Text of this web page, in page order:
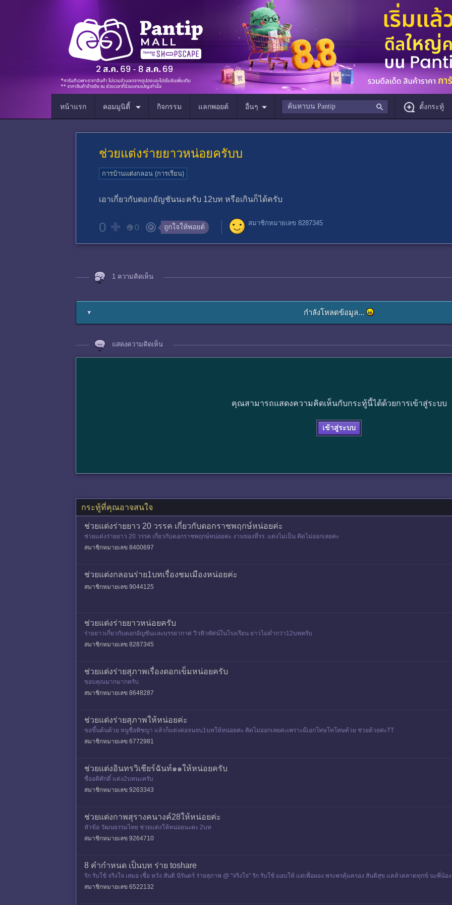
หน้าแรก คอมมูนิตี้ กิจกรรม แลกพอยต์ อื่นๆ ตั้งกระทู้
ช่วยแต่งร่ายยาวหน่อยครับบ
การบ้านแต่งกลอน (การเรียน)
เอาเกี่ยวกับดอกอัญชันนะครับ 12บท หรือเกินก็ได้ครับ
0 0 ถูกใจให้พอยต์ สมาชิกหมายเลข 8287345
1 ความคิดเห็น
▼ กำลังโหลดข้อมูล...
แสดงความคิดเห็น
คุณสามารถแสดงความคิดเห็นกับกระทู้นี้ได้ด้วยการเข้าสู่ระบบ
เข้าสู่ระบบ
กระทู้ที่คุณอาจสนใจ
ช่วยแต่งร่ายยาว 20 วรรค เกี่ยวกับดอกราชพฤกษ์หน่อยค่ะ
ช่วยแต่งร่ายยาว 20 วรรค เกี่ยวกับดอกราชพฤกษ์หน่อยค่ะ งานของที่รร. แต่งไม่เป็น คิดไม่ออกเลยค่ะ
สมาชิกหมายเลข 8400697
ช่วยแต่งกลอนร่าย1บทเรื่องชมเมืองหน่อยค่ะ
สมาชิกหมายเลข 9044125
ช่วยแต่งร่ายยาวหน่อยครับ
ร่ายยาวเกี่ยวกับดอกอัญชันและบรรยากาศ วิวทิวทัศน์ในโรงเรียน ยาวไม่ต่ำกว่า12บทครับ
สมาชิกหมายเลข 8287345
ช่วยแต่งร่ายสุภาพเรื่องดอกเข็มหน่อยครับ
ขอบคุณมากมากครับ
สมาชิกหมายเลข 8648287
ช่วยแต่งร่ายสุภาพให้หน่อยค่ะ
ขอขึ้นต้นด้วย หนูชื่อพิชญา แล้วก็แต่งต่อจนจบ1บทให้หน่อยค่ะ คิดไม่ออกเลยค่ะเพราะมีเอกโทษโทโทษด้วย ช่วยด้วยค่ะTT
สมาชิกหมายเลข 6772981
ช่วยแต่งอินทรวิเชียร์ฉันท์๑๑ให้หน่อยครับ
ชื่ออดิศักดิ์ แต่ง2บทนะครับ
สมาชิกหมายเลข 9263343
ช่วยแต่งกาพสุรางคนางค์28ให้หน่อยค่ะ
หัวข้อ วัฒนธรรมไทย ช่วยแต่งให้หน่อยนะคะ 2บท
สมาชิกหมายเลข 9264710
8 คำกำหนด เป็นบท ร่าย toshare
รัก รับใช้ จริงใจ เสมอ เชื่อ หวัง สันติ นิรันดร์ ร่ายสุภาพ @ "จริงใจ" รัก รับใช้ มอบให้ แด่เพื่อผอง พระพรคุ้มครอง สันติสุข แคล้วคลาดทุกข์ นะพี่น้อง
สมาชิกหมายเลข 6522132